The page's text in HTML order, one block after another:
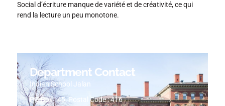
Social d’écriture manque de variété et de créativité, ce qui
rend la lecture un peu monotone.
Department Contact
Indian School Jalan
PO Box : 45, Postal Code : 416